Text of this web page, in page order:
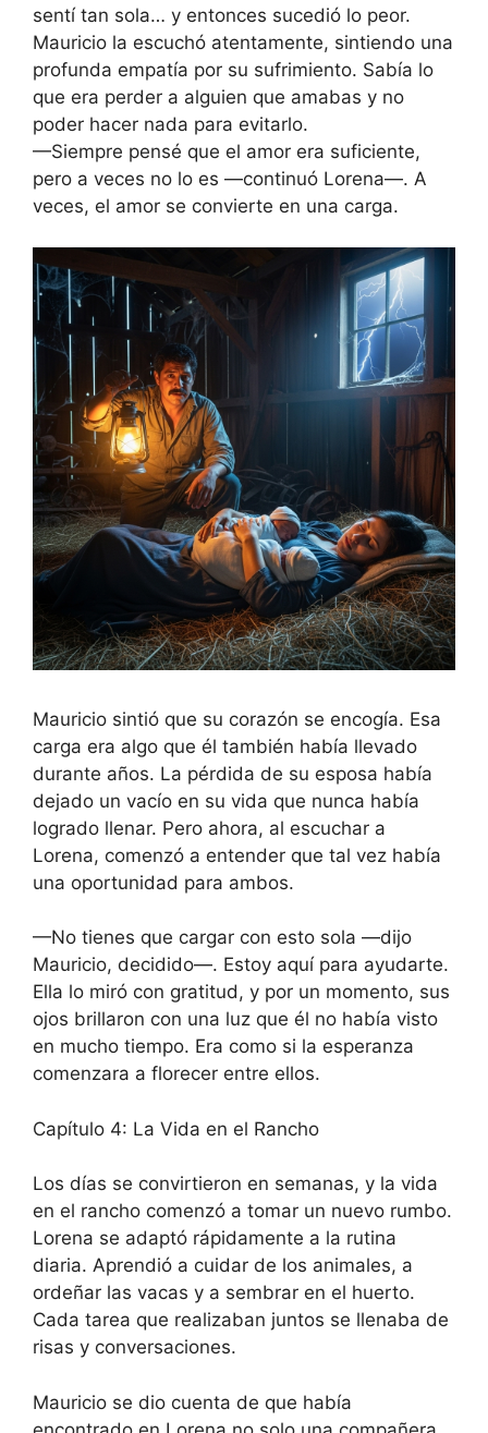
sentí tan sola… y entonces sucedió lo peor.
Mauricio la escuchó atentamente, sintiendo una
profunda empatía por su sufrimiento. Sabía lo
que era perder a alguien que amabas y no
poder hacer nada para evitarlo.
—Siempre pensé que el amor era suficiente,
pero a veces no lo es —continuó Lorena—. A
veces, el amor se convierte en una carga.
Mauricio sintió que su corazón se encogía. Esa
carga era algo que él también había llevado
durante años. La pérdida de su esposa había
dejado un vacío en su vida que nunca había
logrado llenar. Pero ahora, al escuchar a
Lorena, comenzó a entender que tal vez había
una oportunidad para ambos.
—No tienes que cargar con esto sola —dijo
Mauricio, decidido—. Estoy aquí para ayudarte.
Ella lo miró con gratitud, y por un momento, sus
ojos brillaron con una luz que él no había visto
en mucho tiempo. Era como si la esperanza
comenzara a florecer entre ellos.
Capítulo 4: La Vida en el Rancho
Los días se convirtieron en semanas, y la vida
en el rancho comenzó a tomar un nuevo rumbo.
Lorena se adaptó rápidamente a la rutina
diaria. Aprendió a cuidar de los animales, a
ordeñar las vacas y a sembrar en el huerto.
Cada tarea que realizaban juntos se llenaba de
risas y conversaciones.
Mauricio se dio cuenta de que había